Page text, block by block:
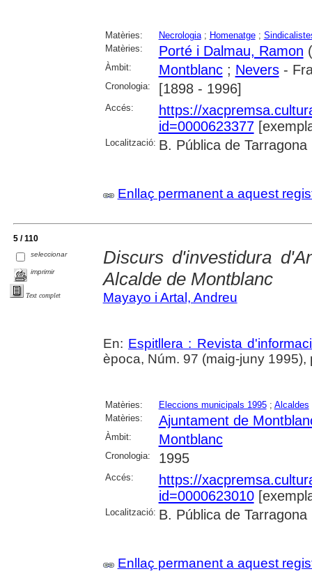
Matèries: Necrologia; Homenatge;
Matèries:
Porté i Dalmau, Ramon
Àmbit: Montblanc; Nevers-
Cronologia: [1898 - 1996]
Accés:
https://
id=0000623377
Localització: B. Pública de Tarragona
Enllaç permanent a aquest
5 / 110
seleccionar
imprimir
Text complet
Discurs d'investidura
Alcalde de Montblanc
Mayayo i Artal, Andreu
En: Espitllera : Revista
època, Núm. 97 (maig-juny 1995),
Matèries: Eleccions municipals 1995; Alcaldes
Matèries:
Ajuntament de
Àmbit: Montblanc
Cronologia: 1995
Accés:
https://
id=0000623010
Localització: B. Pública de Tarragona
Enllaç permanent a aquest